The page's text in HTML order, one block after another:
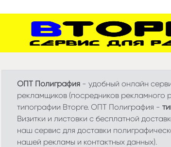
ОПТ Полиграфия - удобный онлайн
рекламщиков (посредников рекламного
типографии Вторге. ОПТ Полиграфия -
Визитки и листовки с бесплатной
наш сервис для доставки
нашей рекламы и контактных данных).